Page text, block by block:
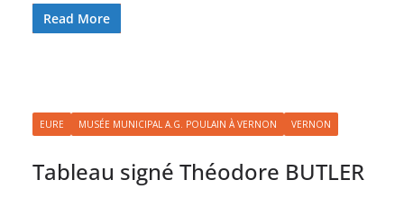
Read More
EURE MUSÉE MUNICIPAL A.G. POULAIN À VERNON VERNON
Tableau signé Théodore BUTLER